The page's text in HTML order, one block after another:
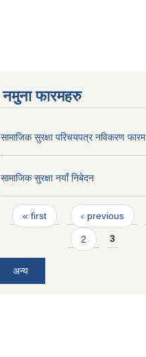
नमुना फारमहरु
सामाजिक सुरक्षा परिचयपत्र नविकरण फारम
सामाजिक सुरक्षा नयाँ निबेदन
Pages
« first ‹ previous
2 3
अन्य